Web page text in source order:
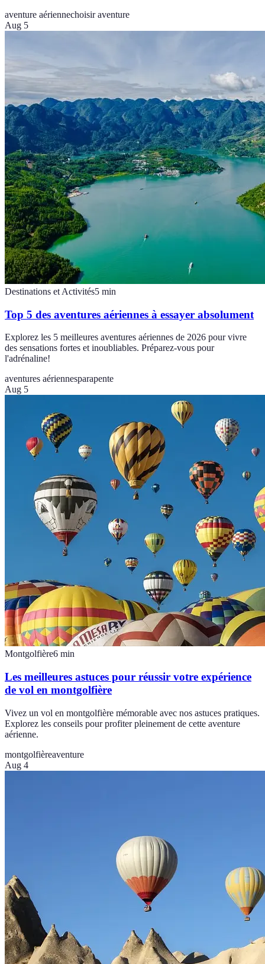
aventure aériennechoisir aventure
Aug 5
Destinations et Activités5 min
Top 5 des aventures aériennes à essayer absolument
Explorez les 5 meilleures aventures aériennes de 2026 pour vivre
des sensations fortes et inoubliables. Préparez-vous pour
l'adrénaline!
aventures aériennesparapente
Aug 5
Montgolfière6 min
Les meilleures astuces pour réussir votre expérience
de vol en montgolfière
Vivez un vol en montgolfière mémorable avec nos astuces pratiques.
Explorez les conseils pour profiter pleinement de cette aventure
aérienne.
montgolfièreaventure
Aug 4